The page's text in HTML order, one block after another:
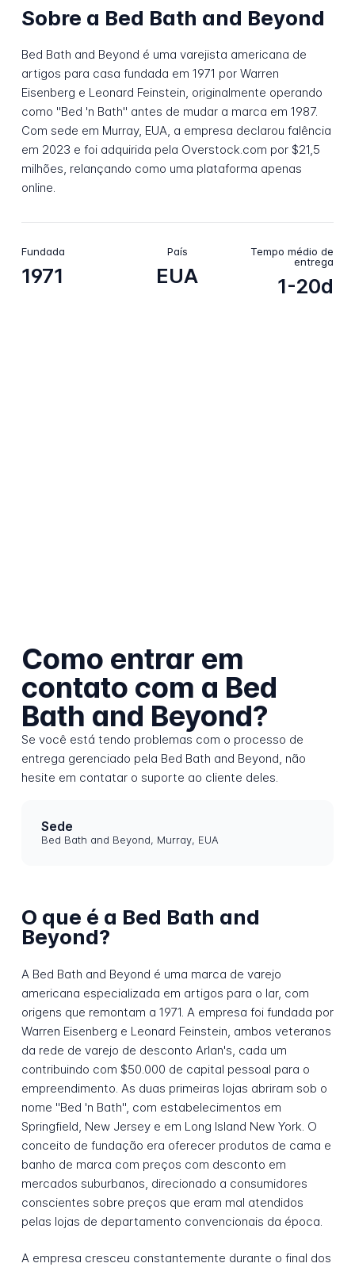
Sobre a Bed Bath and Beyond
Bed Bath and Beyond é uma varejista americana de
artigos para casa fundada em 1971 por Warren
Eisenberg e Leonard Feinstein, originalmente operando
como "Bed 'n Bath" antes de mudar a marca em 1987.
Com sede em Murray, EUA, a empresa declarou falência
em 2023 e foi adquirida pela Overstock.com por $21,5
milhões, relançando como uma plataforma apenas
online.
Fundada
1971
País
EUA
Tempo médio de
entrega
1-20d
Como entrar em
contato com a Bed
Bath and Beyond?
Se você está tendo problemas com o processo de
entrega gerenciado pela Bed Bath and Beyond, não
hesite em contatar o suporte ao cliente deles.
Sede
Bed Bath and Beyond, Murray, EUA
O que é a Bed Bath and
Beyond?
A Bed Bath and Beyond é uma marca de varejo
americana especializada em artigos para o lar, com
origens que remontam a 1971. A empresa foi fundada por
Warren Eisenberg e Leonard Feinstein, ambos veteranos
da rede de varejo de desconto Arlan's, cada um
contribuindo com $50.000 de capital pessoal para o
empreendimento. As duas primeiras lojas abriram sob o
nome "Bed 'n Bath", com estabelecimentos em
Springfield, New Jersey e em Long Island New York. O
conceito de fundação era oferecer produtos de cama e
banho de marca com preços com desconto em
mercados suburbanos, direcionado a consumidores
conscientes sobre preços que eram mal atendidos
pelas lojas de departamento convencionais da época.
A empresa cresceu constantemente durante o final dos